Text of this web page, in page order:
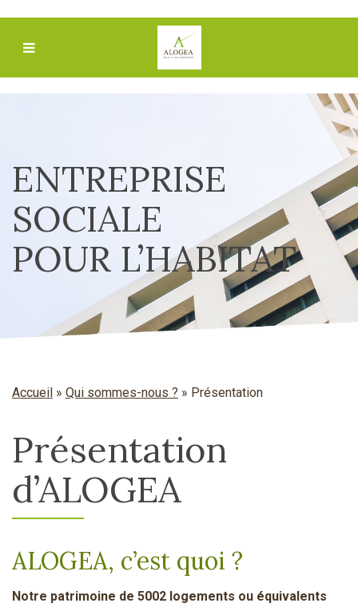
ENTREPRISE
SOCIALE
POUR L’HABITAT
Accueil » Qui sommes-nous ? » Présentation
Présentation
d’ALOGEA
ALOGEA, c’est quoi ?
Notre patrimoine de 5002 logements ou équivalents